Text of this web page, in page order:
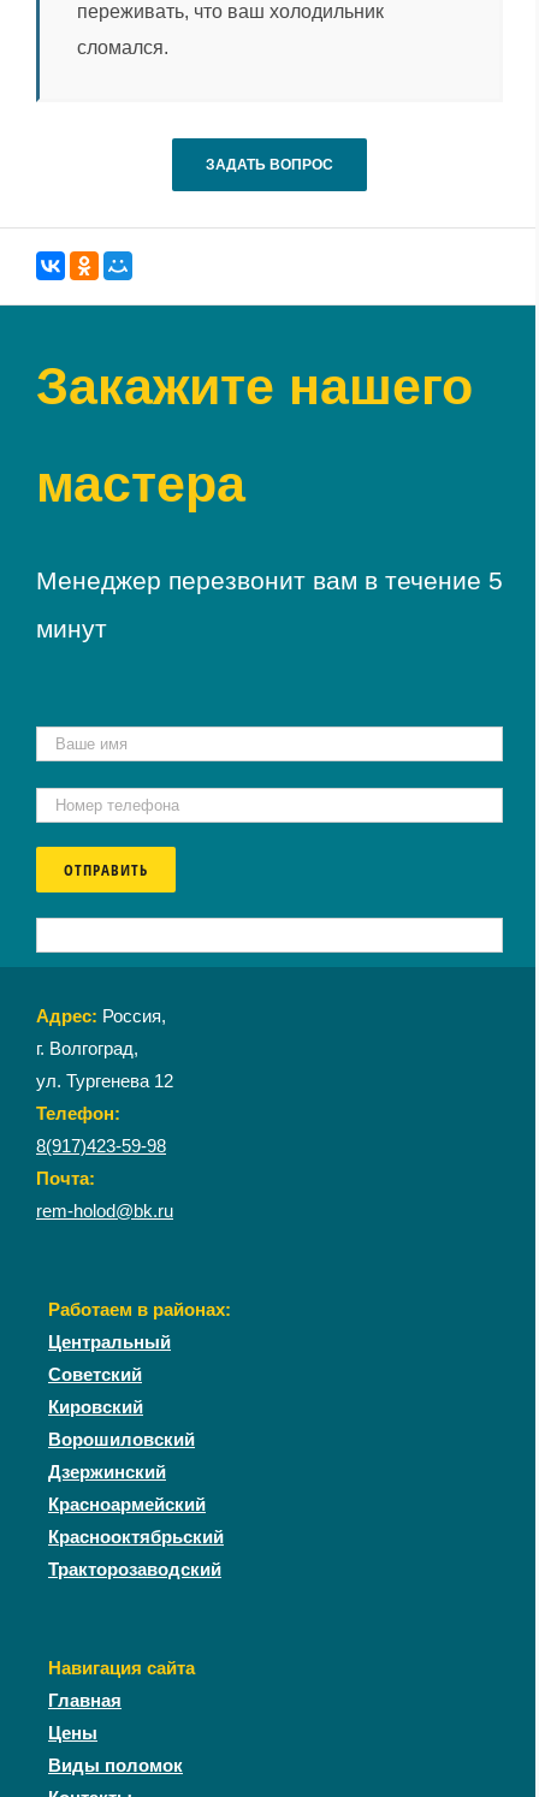
переживать, что ваш холодильник
сломался.
ЗАДАТЬ ВОПРОС
Закажите нашего
мастера
Менеджер перезвонит вам в течение 5
минут
Адрес: Россия,
г. Волгоград,
ул. Тургенева 12
Телефон:
8(917)423-59-98
Почта:
rem-holod@bk.ru
Работаем в районах:
Центральный
Советский
Кировский
Ворошиловский
Дзержинский
Красноармейский
Краснооктябрьский
Тракторозаводский
Навигация сайта
Главная
Цены
Виды поломок